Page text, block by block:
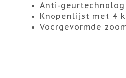
Anti-
Knopenlijst met 4
Voorgevormde